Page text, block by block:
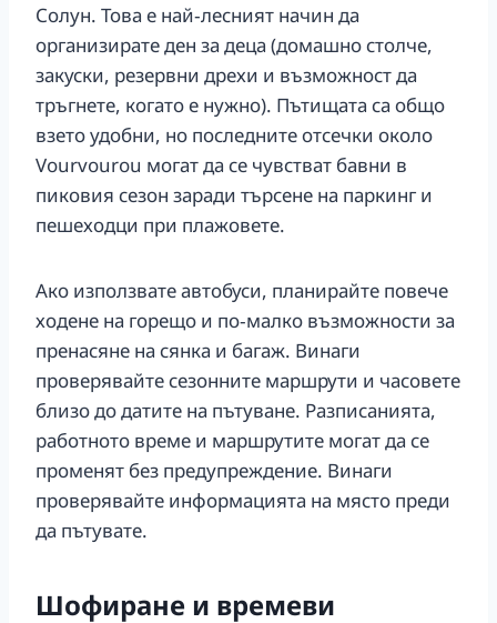
Солун. Това е най‑лесният начин да
организирате ден за деца (домашно столче,
закуски, резервни дрехи и възможност да
тръгнете, когато е нужно). Пътищата са общо
взето удобни, но последните отсечки около
Vourvourou могат да се чувстват бавни в
пиковия сезон заради търсене на паркинг и
пешеходци при плажовете.
Ако използвате автобуси, планирайте повече
ходене на горещо и по‑малко възможности за
пренасяне на сянка и багаж. Винаги
проверявайте сезонните маршрути и часовете
близо до датите на пътуване. Разписанията,
работното време и маршрутите могат да се
променят без предупреждение. Винаги
проверявайте информацията на място преди
да пътувате.
Шофиране и времеви